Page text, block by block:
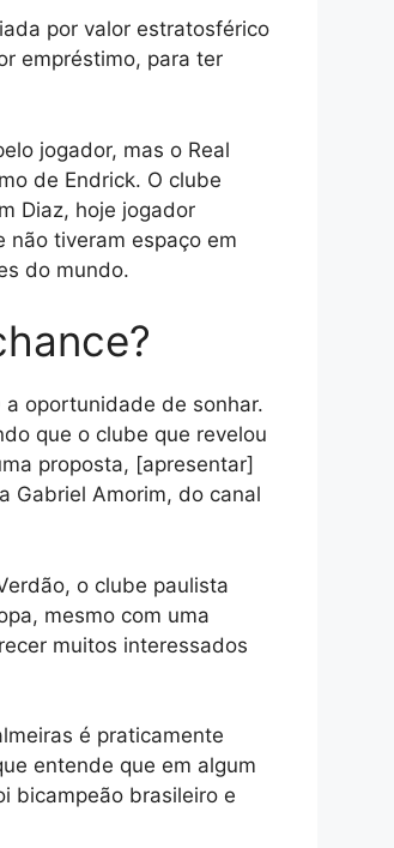
por valor estratosférico
empréstimo, para ter
jogador, mas o Real
de Endrick. O clube
Diaz, hoje jogador
não tiveram espaço em
do mundo.
oportunidade de sonhar.
que o clube que revelou
proposta, [apresentar]
Gabriel Amorim, do canal
o clube paulista
mesmo com uma
muitos interessados
é praticamente
entende que em algum
bicampeão brasileiro e